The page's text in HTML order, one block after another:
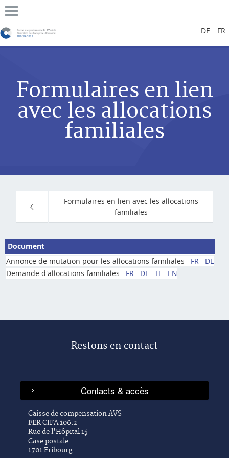
DE FR
Formulaires en lien
avec les allocations
familiales
Formulaires en lien avec les allocations
familiales
Document
Annonce de mutation pour les allocations familiales FR
DE
Demande d'allocations familiales FR DE IT EN
Restons en contact
Caisse de compensation AVS
FER CIFA 106.2
Rue de l'Hôpital 15
Case postale
1701 Fribourg